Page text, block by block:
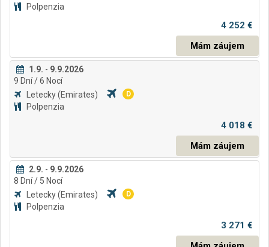
Polpenzia
4 252 €
Mám záujem
1.9. - 9.9.2026
9 Dní/ 6 Nocí
Letecky(Emirates) D
Polpenzia
4 018 €
Mám záujem
2.9. - 9.9.2026
8 Dní/ 5 Nocí
Letecky(Emirates) D
Polpenzia
3 271 €